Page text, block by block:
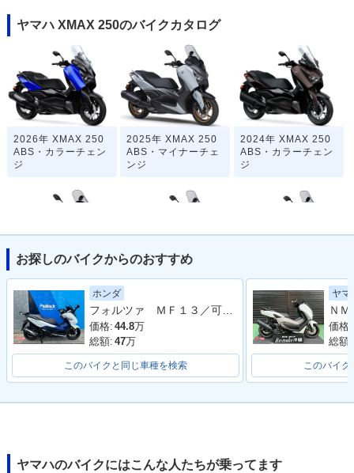
ヤマハ XMAX 250のバイクカタログ
2026年 XMAX 250
ABS・カラーチェン
ジ
2025年 XMAX 250
ABS・マイナーチェ
ンジ
2024年 XMAX 250
ABS・カラーチェン
ジ
2023年 XMAX 250
ABS・フルモデルチ
ェンジ
ジ
2021年 XMAX 250
ABS・マイナーチェ
ンジ
ジ
お探しのバイクからのおすすめ
ホンダ
フォルツァ ＭＦ１３／可動式スクリーン／フルＬＥＤ／ＥＴＣ付き／グリップヒーター
価格: 44.8万
総額: 47万
このバイクと同じ車種を検索
ヤマ
価格:
総額:
このバイク
ヤマハのバイクにはこんな人たちが乗ってます